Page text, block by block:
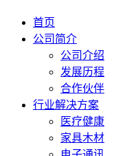
首页
公司简介
公司介绍
发展历程
合作伙伴
行业解决方案
医疗健康
家具木材